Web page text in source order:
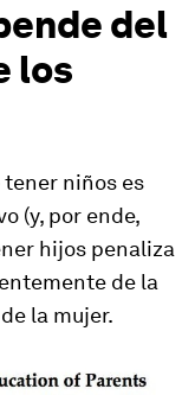
del
los
niños es
(y, por ende,
hijos penaliza
de la
la mujer.